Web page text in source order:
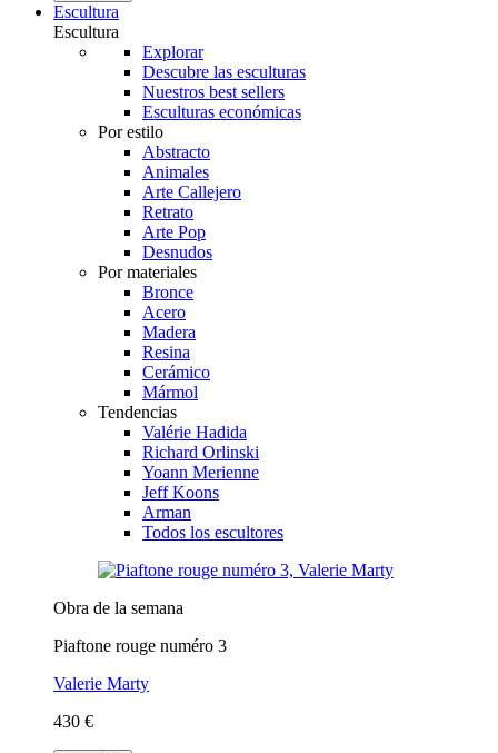
Escultura
Escultura
Explorar
Descubre las esculturas
Nuestros best sellers
Esculturas económicas
Por estilo
Abstracto
Animales
Arte Callejero
Retrato
Arte Pop
Desnudos
Por materiales
Bronce
Acero
Madera
Resina
Cerámico
Mármol
Tendencias
Valérie Hadida
Richard Orlinski
Yoann Merienne
Jeff Koons
Arman
Todos los escultores
Obra de la semana
Piaftone rouge numéro 3
Valerie Marty
430 €